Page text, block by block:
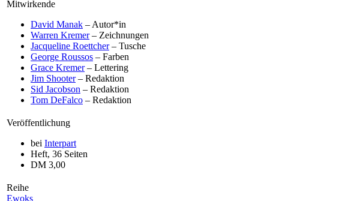
Mitwirkende
David Manak – Autor*in
Warren Kremer– Zeichnungen
Jacqueline Roettcher– Tusche
George Roussos – Farben
Grace Kremer– Lettering
Jim Shooter– Redaktion
Sid Jacobson – Redaktion
Tom DeFalco – Redaktion
Veröffentlichung
bei Interpart
Heft, 36 Seiten
DM 3,00
Reihe
Ewoks